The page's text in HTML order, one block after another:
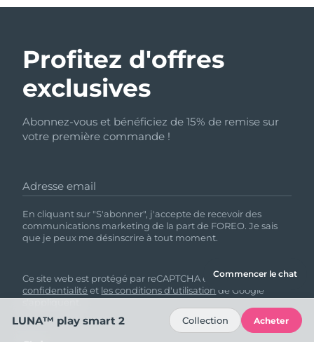
Profitez d'offres
exclusives
Abonnez-vous et bénéficiez de 15% de remise sur
votre première commande !
Adresse email
En cliquant sur "S'abonner", j'accepte de recevoir des
communications marketing de la part de FOREO. Je sais
que je peux me désinscrire à tout moment.
Ce site web est protégé par reCAPTCHA etla politique de
confidentialité et les conditions d'utilisation de Google
Commencer le chat
LUNA™ play smart 2 Collection Acheter